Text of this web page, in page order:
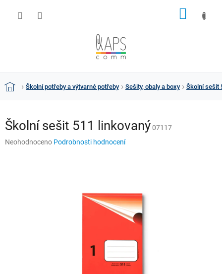
DomůŠkolní potřeby a výtvarné potřeby Sešity, obaly a boxy Školní sešit
Školní sešit 511 linkovaný07117
Průměrné
Neohodnoceno Podrobnosti hodnocení